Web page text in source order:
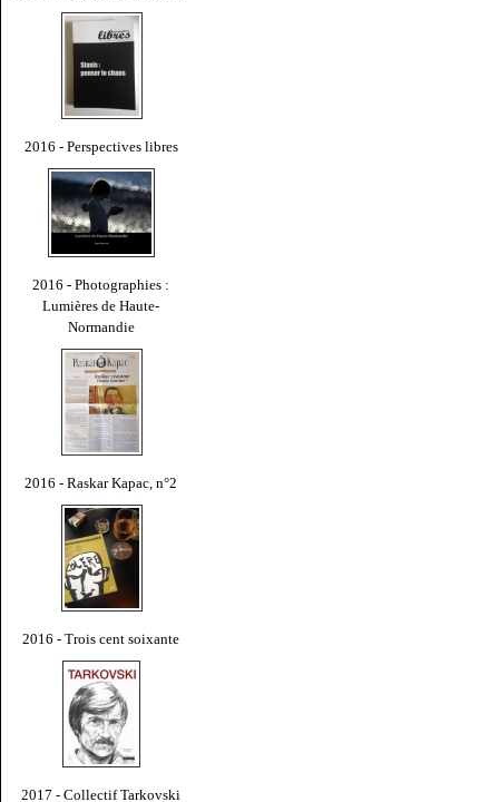
2016 - Perspectives libres
2016 - Photographies :
Lumières de Haute-
Normandie
2016 - Raskar Kapac, n°2
2016 - Trois cent soixante
2017 - Collectif Tarkovski